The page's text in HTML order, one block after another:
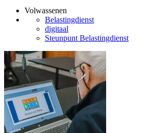
Volwassenen
Belastingdienst
digitaal
Steunpunt Belastingdienst